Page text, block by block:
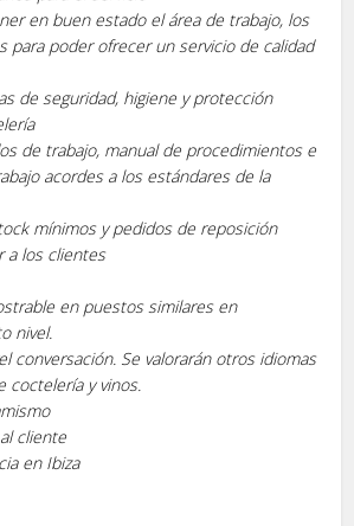
en buen estado el área de trabajo, los
para poder ofrecer un servicio de calidad
de seguridad, higiene y protección
de trabajo, manual de procedimientos e
acordes a los estándares de la
mínimos y pedidos de reposición
a los clientes
en puestos similares en
nivel.
conversación. Se valorarán otros idiomas
coctelería y vinos.
cliente
en Ibiza